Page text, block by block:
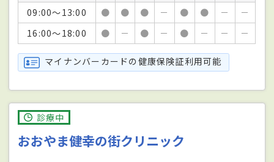
09:00～13:00
● ● ● － ● ● －
－
16:00～18:00
● － ● － ● － － －
マイナンバーカードの健康保険証利用可能
診療中
おおやま健幸の街クリニック